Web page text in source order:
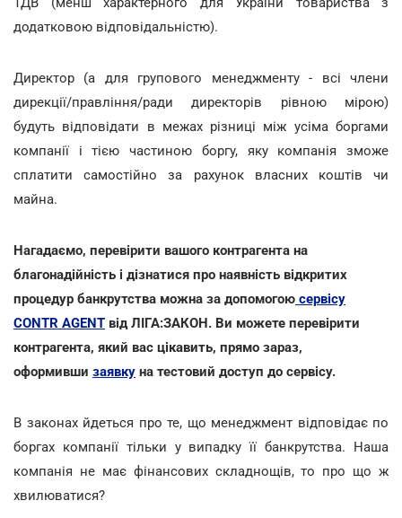
додатковою відповідальністю).
Директор (а для групового менеджменту - всі члени
дирекції/правління/ради директорів рівною мірою)
будуть відповідати в межах різниці між усіма боргами
компанії і тією частиною боргу, яку компанія зможе
сплатити самостійно за рахунок власних коштів чи
майна.
Нагадаємо, перевірити вашого контрагента на
благонадійність і дізнатися про наявність відкритих
процедур банкрутства можна за допомогою сервісу
CONTR AGENT від ЛІГА:ЗАКОН. Ви можете перевірити
контрагента, який вас цікавить, прямо зараз,
оформивши заявку на тестовий доступ до сервісу.
В законах йдеться про те, що менеджмент відповідає по
боргах компанії тільки у випадку її банкрутства. Наша
компанія не має фінансових складнощів, то про що ж
хвилюватися?